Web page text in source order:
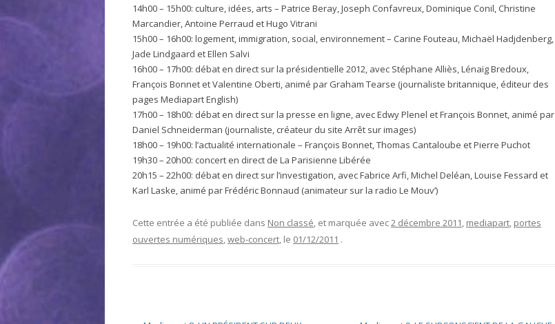
14h00 – 15h00: culture, idées, arts – Patrice Beray, Joseph Confavreux, Dominique Conil, Christine
Marcandier, Antoine Perraud et Hugo Vitrani
15h00 – 16h00: logement, immigration, social, environnement – Carine Fouteau, Michaël Hadjdenberg,
Jade Lindgaard et Ellen Salvi
16h00 – 17h00: débat en direct sur la présidentielle 2012, avec Stéphane Alliès, Lénaïg Bredoux,
François Bonnet et Valentine Oberti, animé par Graham Tearse (journaliste britannique, éditeur des
pages Mediapart English)
17h00 – 18h00: débat en direct sur la presse en ligne, avec Edwy Plenel et François Bonnet, animé par
Daniel Schneiderman (journaliste, créateur du site Arrêt sur images)
18h00 – 19h00: l’actualité internationale – François Bonnet, Thomas Cantaloube et Pierre Puchot
19h30 – 20h00: concert en direct de La Parisienne Libérée
20h15 – 22h00: débat en direct sur l’investigation, avec Fabrice Arfi, Michel Deléan, Louise Fessard et
Karl Laske, animé par Frédéric Bonnaud (animateur sur la radio Le Mouv’)
Cette entrée a été publiée dans Non classé, et marquée avec2 décembre 2011, mediapart, portes
ouvertes numériques,web-concert, le 01/12/2011 .